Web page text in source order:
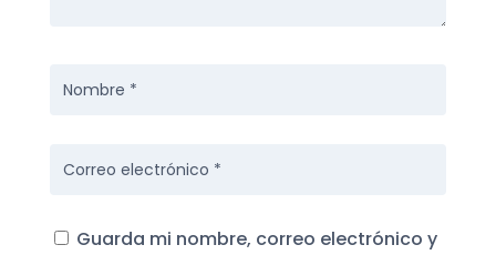
Guarda mi nombre, correo electrónico y